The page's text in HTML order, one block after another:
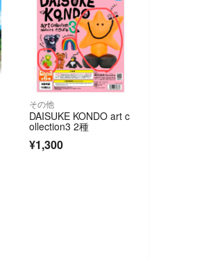
その他
DAISUKE KONDO art c
ollection3 2種
¥1,300